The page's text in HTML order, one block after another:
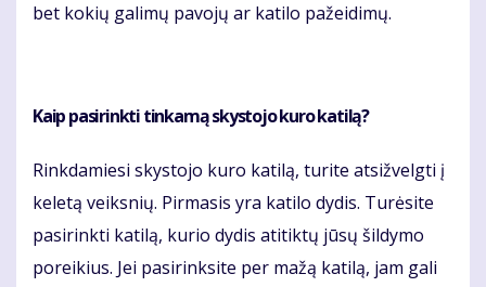
bet kokių galimų pavojų ar katilo pažeidimų.
Kaip pasirinkti tinkamą skystojo kuro katilą?
Rinkdamiesi skystojo kuro katilą, turite atsižvelgti į
keletą veiksnių. Pirmasis yra katilo dydis. Turėsite
pasirinkti katilą, kurio dydis atitiktų jūsų šildymo
poreikius. Jei pasirinksite per mažą katilą, jam gali